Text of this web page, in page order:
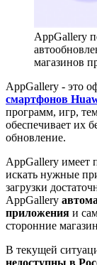
AppGallery
магазинов
AppGallery - это
смартфонов
программ, игр,
обеспечивает их
обновление.
AppGallery имеет
искать нужные
загрузки
AppGallery
приложения и
сторонние
В текущей